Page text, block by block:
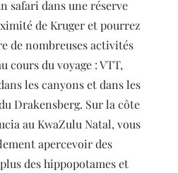
safari dans une réserve
de Kruger et pourrez
de nombreuses activités
cours du voyage : VTT,
les canyons et dans les
Drakensberg. Sur la côte
au KwaZulu Natal, vous
apercevoir des
des hippopotames et